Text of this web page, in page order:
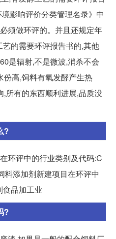
影响评价分类管理名录》中
须做环评的。并且还规定年
的需要环评报告书的,其他
是辐射,不是微波,消杀不会
份高,饲料有氧发酵产生热
所有的东西顺利进展,品质没
?
环评中的行业类别及代码:C
料添加剂新建项目在环评中
食品加工业
?